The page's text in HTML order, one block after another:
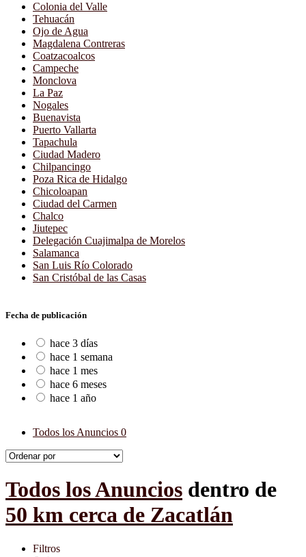
Colonia del Valle
Tehuacán
Ojo de Agua
Magdalena Contreras
Coatzacoalcos
Campeche
Monclova
La Paz
Nogales
Buenavista
Puerto Vallarta
Tapachula
Ciudad Madero
Chilpancingo
Poza Rica de Hidalgo
Chicoloapan
Ciudad del Carmen
Chalco
Jiutepec
Delegación Cuajimalpa de Morelos
Salamanca
San Luis Río Colorado
San Cristóbal de las Casas
Fecha de publicación
hace 3 días
hace 1 semana
hace 1 mes
hace 6 meses
hace 1 año
Todos los Anuncios 0
Todos los Anuncios dentro de
50 km cerca de Zacatlán
Filtros